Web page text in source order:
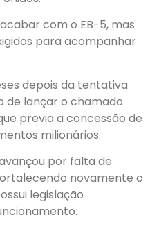
com o EB-5, mas
para acompanhar
depois da tentativa
de lançar o chamado
previa a concessão de
milionários.
por falta de
novamente o
legislação